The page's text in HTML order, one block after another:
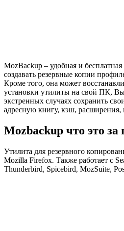
MozBackup – удобная и бесплатная
создавать резервные копии
Кроме того, она может
установки утилиты на свой ПК,
экстренных случаях сохранить
адресную книгу, кэш,
Mozbackup что это за
Утилита для резервного
Mozilla Firefox. Также работает с
Thunderbird, Spicebird, MozSuite,